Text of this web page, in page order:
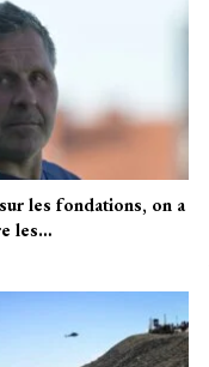
les fondations, on a
les…